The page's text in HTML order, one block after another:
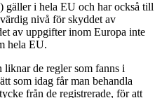
gäller i hela EU och har också till
nivå för skyddet av
av uppgifter inom Europa inte
hela EU.
de regler som fanns i
som idag får man behandla
från de registrerade, för att